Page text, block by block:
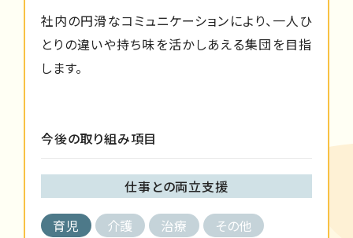
社内の円滑なコミュニケーションにより、一人ひ
とりの違いや持ち味を活かしあえる集団を目指
します。
今後の取り組み項目
仕事との両立支援
育児 介護 治療 その他